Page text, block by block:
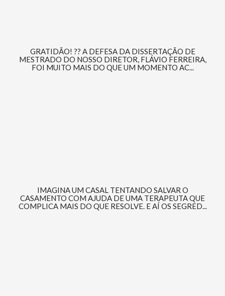
GRATIDÃO! ?? A DEFESA DA DISSERTAÇÃO DE
MESTRADO DO NOSSO DIRETOR, FLÁVIO FERREIRA,
FOI MUITO MAIS DO QUE UM MOMENTO AC...
IMAGINA UM CASAL TENTANDO SALVAR O
CASAMENTO COM AJUDA DE UMA TERAPEUTA QUE
COMPLICA MAIS DO QUE RESOLVE. E AÍ OS SEGRED...